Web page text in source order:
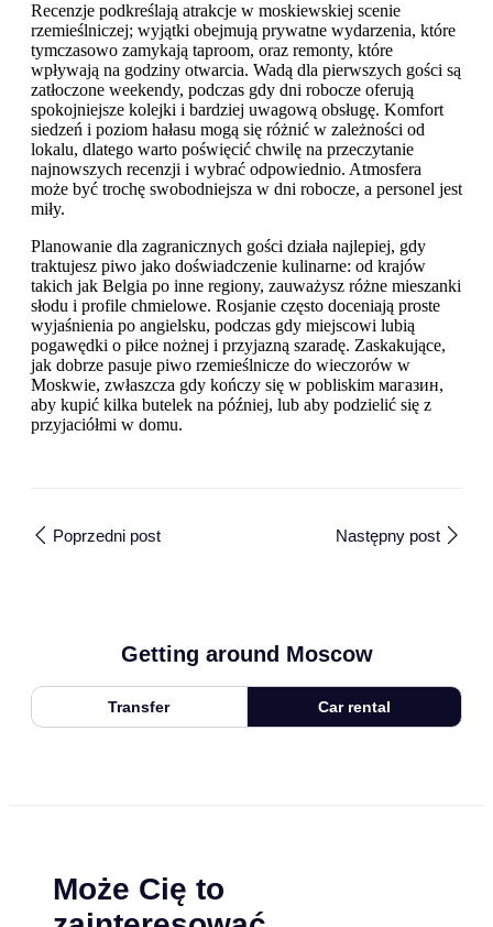
Recenzje podkreślają atrakcje w moskiewskiej scenie
rzemieślniczej; wyjątki obejmują prywatne wydarzenia, które
tymczasowo zamykają taproom, oraz remonty, które
wpływają na godziny otwarcia. Wadą dla pierwszych gości są
zatłoczone weekendy, podczas gdy dni robocze oferują
spokojniejsze kolejki i bardziej uwagową obsługę. Komfort
siedzeń i poziom hałasu mogą się różnić w zależności od
lokalu, dlatego warto poświęcić chwilę na przeczytanie
najnowszych recenzji i wybrać odpowiednio. Atmosfera
może być trochę swobodniejsza w dni robocze, a personel jest
miły.
Planowanie dla zagranicznych gości działa najlepiej, gdy
traktujesz piwo jako doświadczenie kulinarne: od krajów
takich jak Belgia po inne regiony, zauważysz różne mieszanki
słodu i profile chmielowe. Rosjanie często doceniają proste
wyjaśnienia po angielsku, podczas gdy miejscowi lubią
pogawędki o piłce nożnej i przyjazną szaradę. Zaskakujące,
jak dobrze pasuje piwo rzemieślnicze do wieczorów w
Moskwie, zwłaszcza gdy kończy się w pobliskim магазин,
aby kupić kilka butelek na później, lub aby podzielić się z
przyjaciółmi w domu.
Poprzedni post Następny post
Getting around Moscow
Transfer Car rental
Może Cię to